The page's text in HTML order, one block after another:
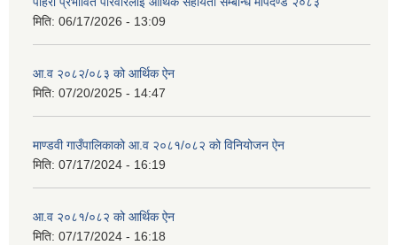
मिति: 06/17/2026 - 13:09
आ.व २०८२/०८३ को आर्थिक ऐन
मिति: 07/20/2025 - 14:47
माण्डवी गाउँपालिकाको आ.व २०८१/०८२ को विनियोजन ऐन
मिति: 07/17/2024 - 16:19
आ.व २०८१/०८२ को आर्थिक ऐन
मिति: 07/17/2024 - 16:18